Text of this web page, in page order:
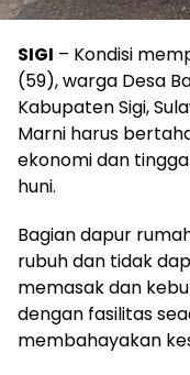
SIGI – Kondisi
(59), warga Desa
Kabupaten Sigi,
Marni harus
ekonomi dan
huni.
Bagian dapur
rubuh dan tidak
memasak dan
dengan fasilitas
membahayakan